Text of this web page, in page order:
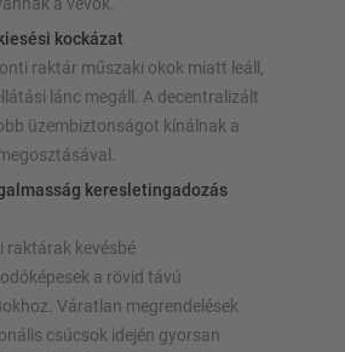
kockázat
raktár műszaki okok miatt leáll,
lánc megáll. A decentralizált
üzembiztonságot kínálnak a
keresletingadozás
raktárak kevésbé
a rövid távú
Váratlan megrendelések
csúcsok idején gyorsan